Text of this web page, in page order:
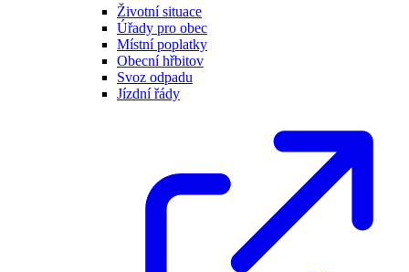
Životní situace
Úřady pro obec
Místní poplatky
Obecní hřbitov
Svoz odpadu
Jízdní řády